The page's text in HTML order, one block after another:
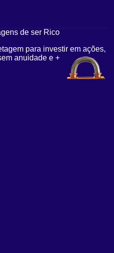
de ser Rico
para investir em ações,
anuidade e +